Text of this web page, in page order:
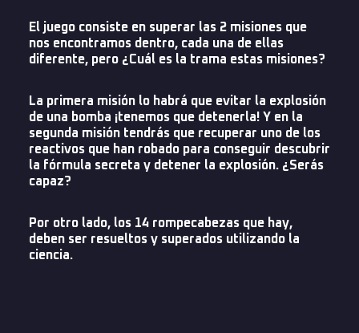
El juego consiste en superar las 2 misiones que
nos encontramos dentro, cada una de ellas
diferente, pero ¿Cuál es la trama estas misiones?
La primera misión lo habrá que evitar la explosión
de una bomba ¡tenemos que detenerla! Y en la
segunda misión tendrás que recuperar uno de los
reactivos que han robado para conseguir descubrir
la fórmula secreta y detener la explosión. ¿Serás
capaz?
Por otro lado, los 14 rompecabezas que hay,
deben ser resueltos y superados utilizando la
ciencia.